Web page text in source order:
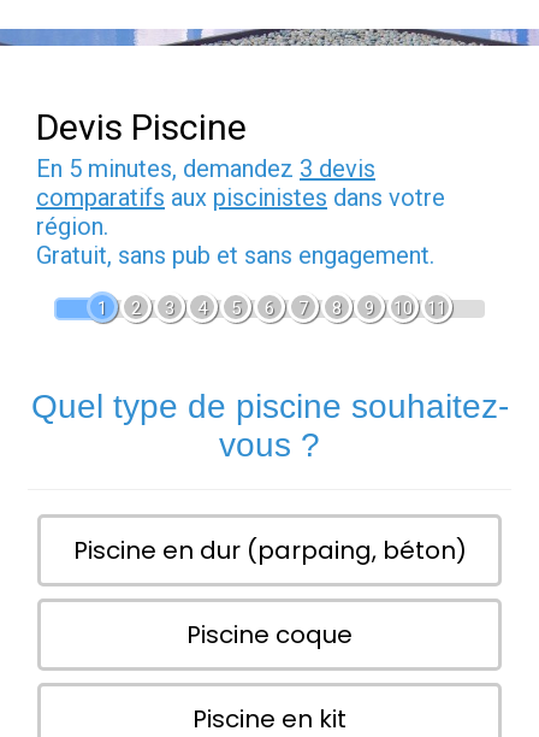
Devis Piscine
En 5 minutes, demandez 3 devis
comparatifs aux piscinistes dans votre
région.
Gratuit, sans pub et sans engagement.
1 2 3 4 5 6 7 8 9 10 11
Quel type de piscine souhaitez-
vous ?
Piscine en dur (parpaing, béton)
Piscine coque
Piscine en kit